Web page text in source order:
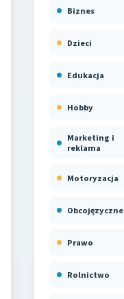
Biznes
Dzieci
Edukacja
Hobby
Marketing i
reklama
Motoryzacja
Obcojęzyczne
Prawo
Rolnictwo